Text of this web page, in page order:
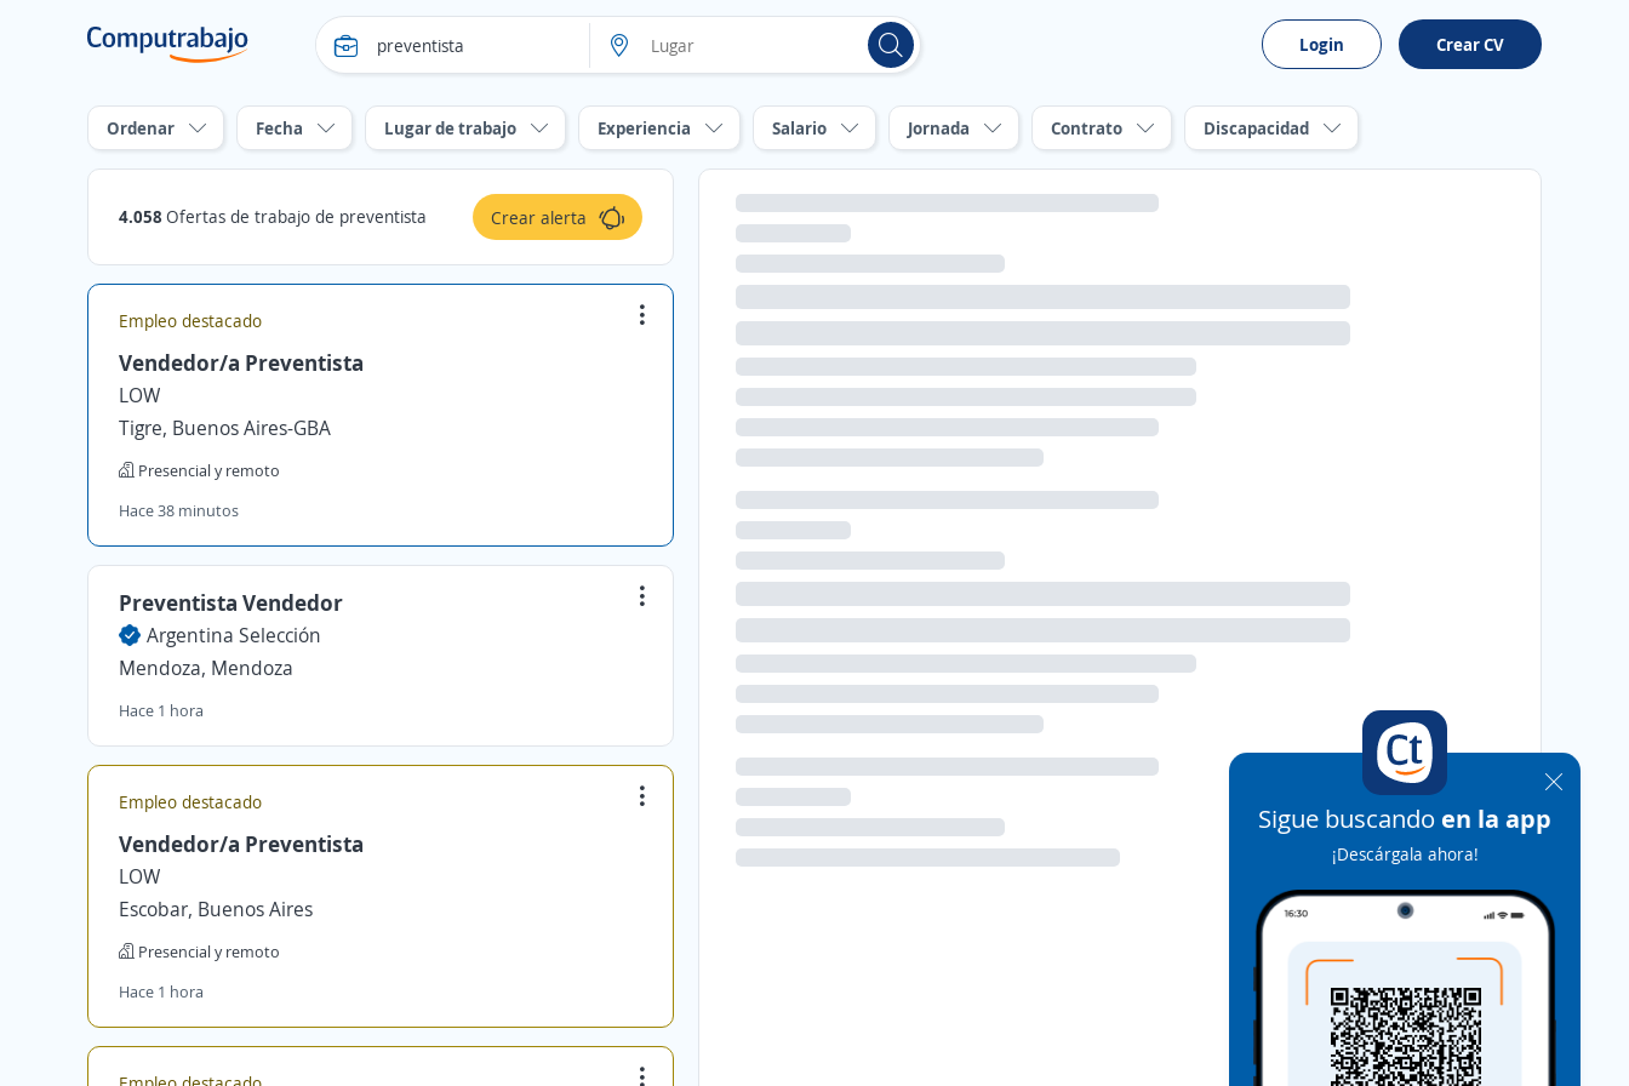
Login Crear CV
Ordenar Fecha Lugar de trabajo Experiencia Salario Jornada Contrato Discapacidad
4.058 Ofertas de trabajo de preventista Crear alerta
Empleo destacado
Vendedor/a Preventista
LOW
Tigre, Buenos Aires-GBA
Presencial y remoto
Hace 38 minutos
Preventista Vendedor
Argentina Selección
Mendoza, Mendoza
Hace 1 hora
Empleo destacado
Vendedor/a Preventista
LOW
Escobar, Buenos Aires
Presencial y remoto
Hace 1 hora
Sigue buscando en la app
¡Descárgala ahora!